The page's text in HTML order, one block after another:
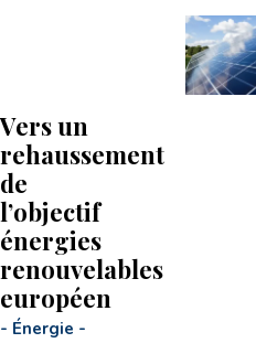
Vers un
rehaussement
de
l’objectif
énergies
renouvelables
européen
- Énergie -